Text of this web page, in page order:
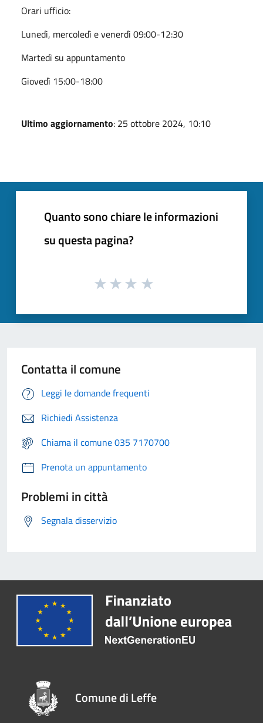
Orari ufficio:
Lunedì, mercoledì e venerdì 09:00-12:30
Martedì su appuntamento
Giovedì 15:00-18:00
Ultimo aggiornamento: 25 ottobre 2024, 10:10
Quanto sono chiare le informazioni
su questa pagina?
Contatta il comune
Leggi le domande frequenti
Richiedi Assistenza
Chiama il comune 035 7170700
Prenota un appuntamento
Problemi in città
Segnala disservizio
Comune di Leffe